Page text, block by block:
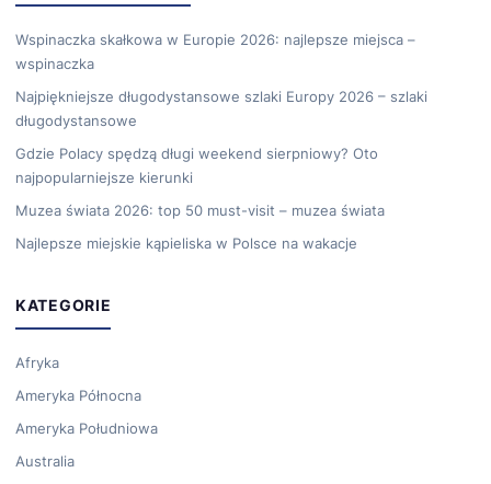
Wspinaczka skałkowa w Europie 2026: najlepsze miejsca –
wspinaczka
Najpiękniejsze długodystansowe szlaki Europy 2026 – szlaki
długodystansowe
Gdzie Polacy spędzą długi weekend sierpniowy? Oto
najpopularniejsze kierunki
Muzea świata 2026: top 50 must-visit – muzea świata
Najlepsze miejskie kąpieliska w Polsce na wakacje
KATEGORIE
Afryka
Ameryka Północna
Ameryka Południowa
Australia